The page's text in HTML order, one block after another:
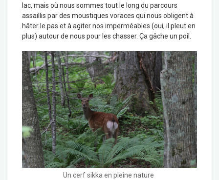
lac, mais où nous sommes tout le long du parcours
assaillis par des moustiques voraces qui nous obligent à
hâter le pas et à agiter nos imperméables (oui, il pleut en
plus) autour de nous pour les chasser. Ça gâche un poil.
Un cerf sikka en pleine nature